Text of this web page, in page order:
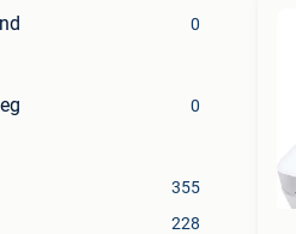
0
0
355
228